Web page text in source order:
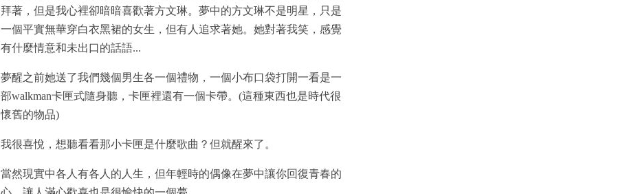
拜著，但是我心裡卻暗暗喜歡著方文琳。夢中的方文琳不是明星，只是
一個平實無華穿白衣黑裙的女生，但有人追求著她。她對著我笑，感覺
有什麼情意和未出口的話語...
夢醒之前她送了我們幾個男生各一個禮物，一個小布口袋打開一看是一
部walkman卡匣式隨身聽，卡匣裡還有一個卡帶。(這種東西也是時代很
懷舊的物品)
我很喜悅，想聽看看那小卡匣是什麼歌曲？但就醒來了。
當然現實中各人有各人的人生，但年輕時的偶像在夢中讓你回復青春的